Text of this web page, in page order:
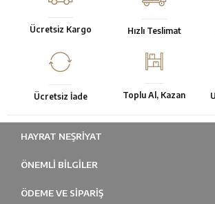
Ücretsiz Kargo Hızlı Teslimat
Ücretsiz İade Toplu Al, Kazan
HAYRAT NEŞRIYAT
ÖNEMLI BILGILER
ÖDEME VE SİPARİŞ